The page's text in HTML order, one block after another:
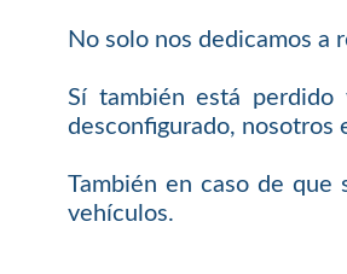
No solo nos dedicamos a
Sí también está
desconfigurado, nosotros
También en caso de
vehículos.